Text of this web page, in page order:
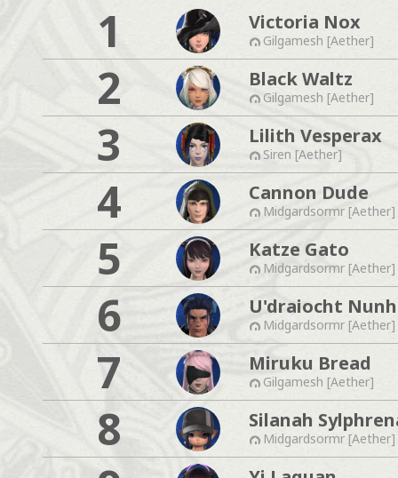
1 Victoria Nox
Gilgamesh [Aether]
2 Black Waltz
Gilgamesh [Aether]
3 Lilith Vesperax
Siren [Aether]
4 Cannon Dude
Midgardsormr [Aether]
5 Katze Gato
Midgardsormr [Aether]
6 U'draiocht Nunh
Midgardsormr [Aether]
7 Miruku Bread
Gilgamesh [Aether]
8 Silanah
Midgardsormr [Aether]